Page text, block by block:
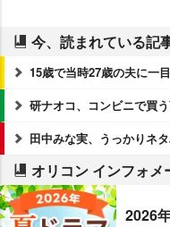
今、読まれている記
15歳で当時27歳の夫に一
研ナオコ、コンビニで買
田中みな実、うっかりネ
オリコン インフォメ
2026